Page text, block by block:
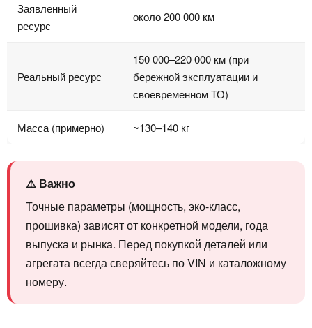
Заявленный
ресурс
около 200 000 км
Реальный ресурс
150 000–220 000 км (при
бережной эксплуатации и
своевременном ТО)
Масса (примерно) ~130–140 кг
⚠️ Важно
Точные параметры (мощность, эко-класс,
прошивка) зависят от конкретной модели, года
выпуска и рынка. Перед покупкой деталей или
агрегата всегда сверяйтесь по VIN и каталожному
номеру.